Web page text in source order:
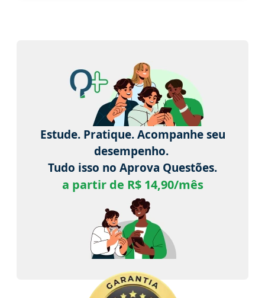
Estude. Pratique. Acompanhe seu
desempenho.
Tudo isso no Aprova Questões.
a partir de R$ 14,90/mês